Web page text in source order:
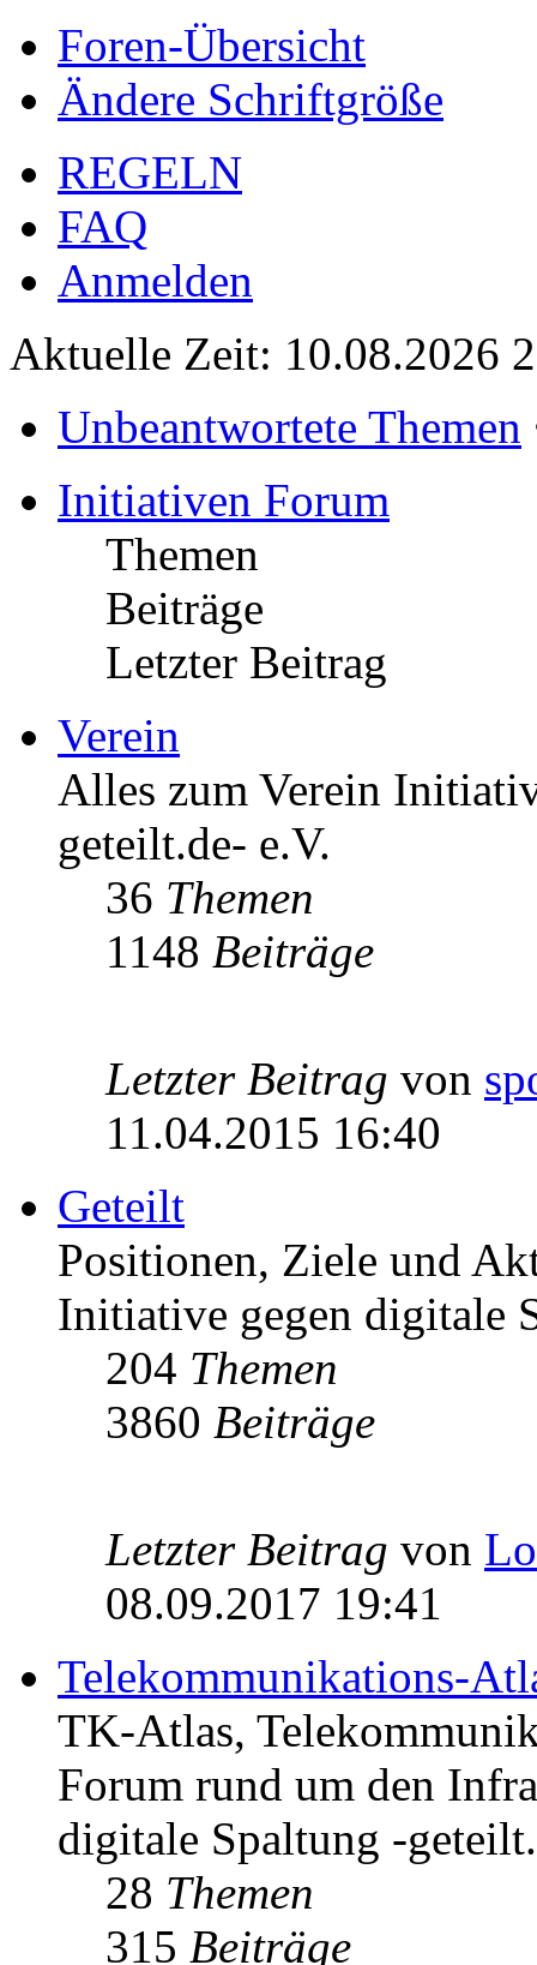
Foren-Übersicht
Ändere Schriftgröße
REGELN
FAQ
Anmelden
Aktuelle Zeit: 10.08.2026
Unbeantwortete Themen
Initiativen Forum
Themen
Beiträge
Letzter Beitrag
Verein
Alles zum Verein
geteilt.de- e.V.
36 Themen
1148 Beiträge
Letzter Beitrag von
11.04.2015 16:40
Geteilt
Positionen, Ziele und
Initiative gegen digitale
204 Themen
3860 Beiträge
Letzter Beitrag von
08.09.2017 19:41
Telekommunikations-
TK-Atlas,
Forum rund um den
digitale Spaltung -
28 Themen
315 Beiträge